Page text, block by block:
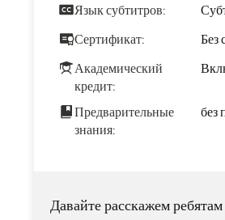
Язык субтитров:
Сертификат:
Без
Академический
кредит:
Предварительные
знания:
без
Давайте расскажем ребятам